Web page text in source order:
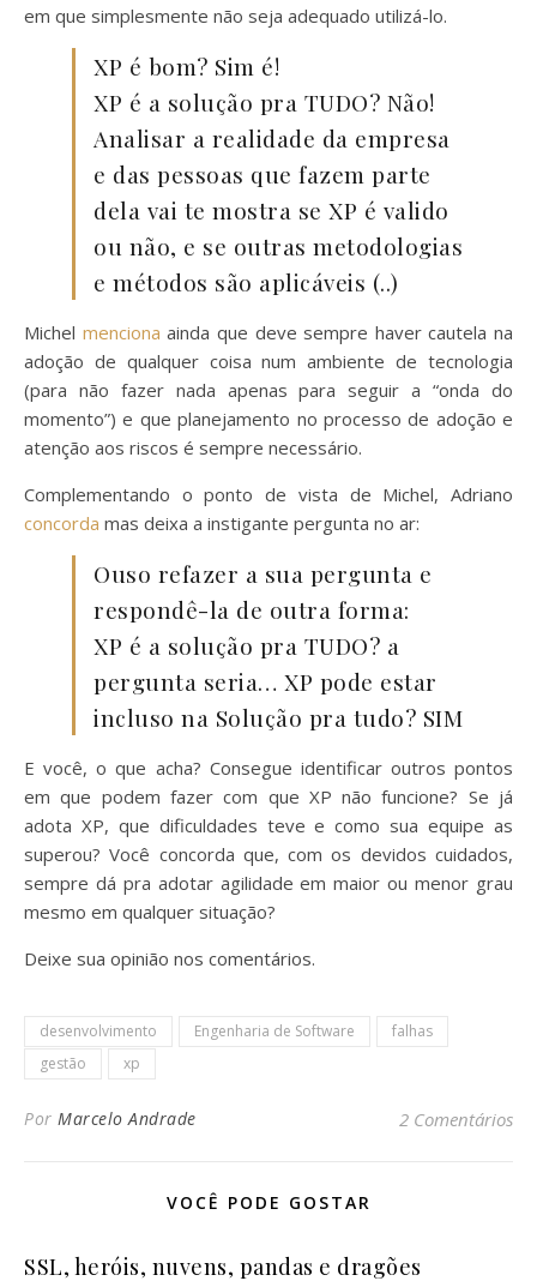
em que simplesmente não seja adequado utilizá-lo.
XP é bom? Sim é!
XP é a solução pra TUDO? Não!
Analisar a realidade da empresa
e das pessoas que fazem parte
dela vai te mostra se XP é valido
ou não, e se outras metodologias
e métodos são aplicáveis (..)
Michel menciona ainda que deve sempre haver cautela na
adoção de qualquer coisa num ambiente de tecnologia
(para não fazer nada apenas para seguir a “onda do
momento”) e que planejamento no processo de adoção e
atenção aos riscos é sempre necessário.
Complementando o ponto de vista de Michel, Adriano
concorda mas deixa a instigante pergunta no ar:
Ouso refazer a sua pergunta e
respondê-la de outra forma:
XP é a solução pra TUDO? a
pergunta seria… XP pode estar
incluso na Solução pra tudo? SIM
E você, o que acha? Consegue identificar outros pontos
em que podem fazer com que XP não funcione? Se já
adota XP, que dificuldades teve e como sua equipe as
superou? Você concorda que, com os devidos cuidados,
sempre dá pra adotar agilidade em maior ou menor grau
mesmo em qualquer situação?
Deixe sua opinião nos comentários.
desenvolvimento Engenharia de Software
falhas
gestão
xp
Por Marcelo Andrade 2 Comentários
VOCÊ PODE GOSTAR
SSL, heróis, nuvens, pandas e dragões